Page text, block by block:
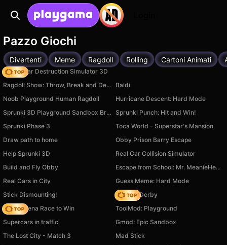
Pazzo Giochi
Divertenti Meme Ragdoll Rolling Cartoni Animati
Online Car Destruction Simulator 3D
Ragdoll Show: Throw, Break and Destroy!
Baldi
Noob Playground Human Ragdoll
Hurricane Descent: Hard Mode
Sprunki 3D Playground Sandbox Brainrot Zombie
Sprunki Punch: Hit and Win!
Sprunki Phase 3
Toca World - Superstar's Mansion
Draw path to home
Obby Prison Barry Escape
Help Sprunki 3D
Real Car Collision Simulator
Build and Fly Obby
Escape from School: Mr. MeanieHead!
Real Cars in City
Guess Meme: Hard Mode
Stick Dismounting!
Zombie Derby
Battle Arena Race to Win
ToolMod: Playground
Supercars in traffic
Gmod: Epic Sandbox
The Lost City - Match 3
Mad Stick